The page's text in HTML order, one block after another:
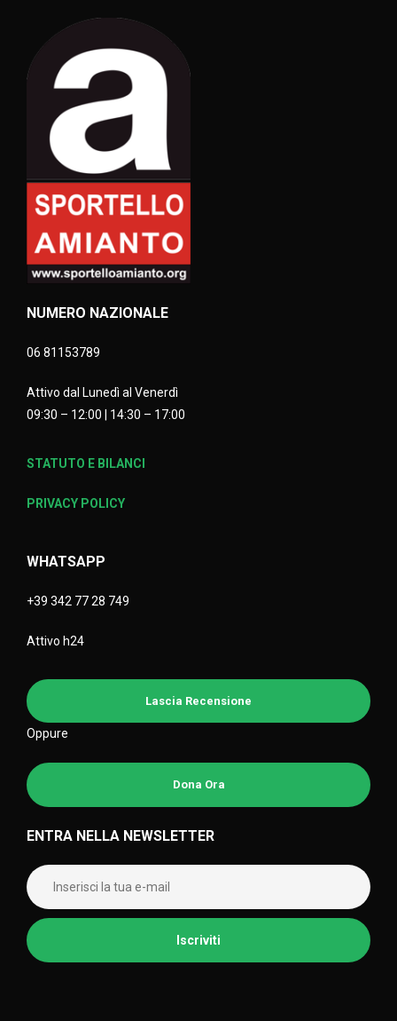
NUMERO NAZIONALE
06 81153789
Attivo dal Lunedì al Venerdì
09:30 – 12:00 | 14:30 – 17:00
STATUTO E BILANCI
PRIVACY POLICY
WHATSAPP
+39 342 77 28 749
Attivo h24
Lascia Recensione
Oppure
Dona Ora
ENTRA NELLA NEWSLETTER